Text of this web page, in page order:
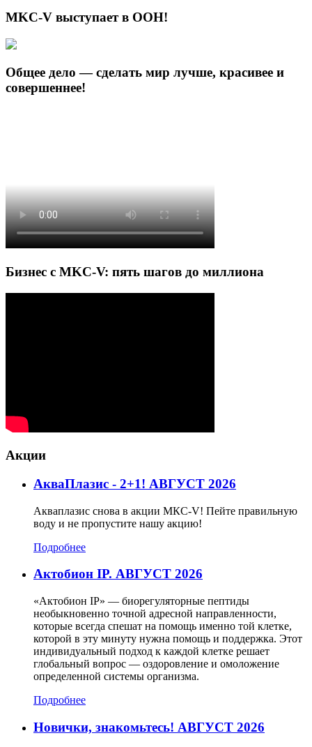
MKC-V выступает в ООН!
Общее дело — сделать мир лучше, красивее и
совершеннее!
Бизнес с MKC-V: пять шагов до миллиона
Акции
АкваПлазис - 2+1! АВГУСТ 2026
Акваплазис снова в акции МКС-V! Пейте правильную
воду и не пропустите нашу акцию!
Подробнее
Актобион IP. АВГУСТ 2026
«Актобион IP» — биорегуляторные пептиды
необыкновенно точной адресной направленности,
которые всегда спешат на помощь именно той клетке,
которой в эту минуту нужна помощь и поддержка. Этот
индивидуальный подход к каждой клетке решает
глобальный вопрос — оздоровление и омоложение
определенной системы организма.
Подробнее
Новички, знакомьтесь! АВГУСТ 2026